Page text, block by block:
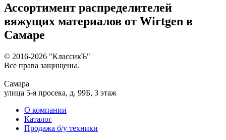
Ассортимент распределителей
вяжущих материалов от Wirtgen в
Самаре
© 2016-2026 "КлассикЪ"
Все права защищены.
Самара
улица 5-я просека, д. 99Б, 3 этаж
О компании
Каталог
Продажа б/у техники